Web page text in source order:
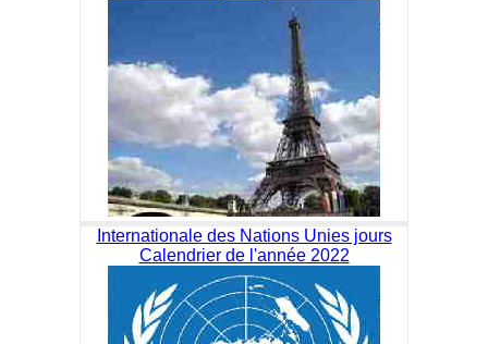
Internationale des Nations Unies jours
Calendrier de l'année 2022